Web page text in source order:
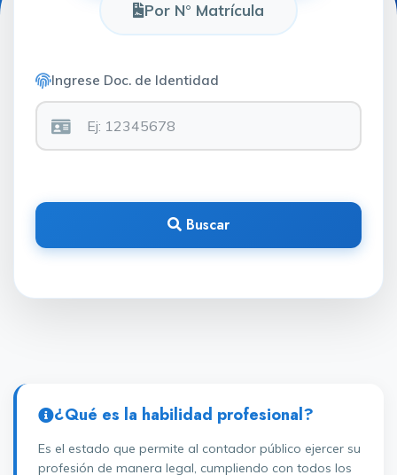
Por N° Matrícula
Ingrese Doc. de Identidad
Buscar
¿Qué es la habilidad profesional?
Es el estado que permite al contador público ejercer su
profesión de manera legal, cumpliendo con todos los